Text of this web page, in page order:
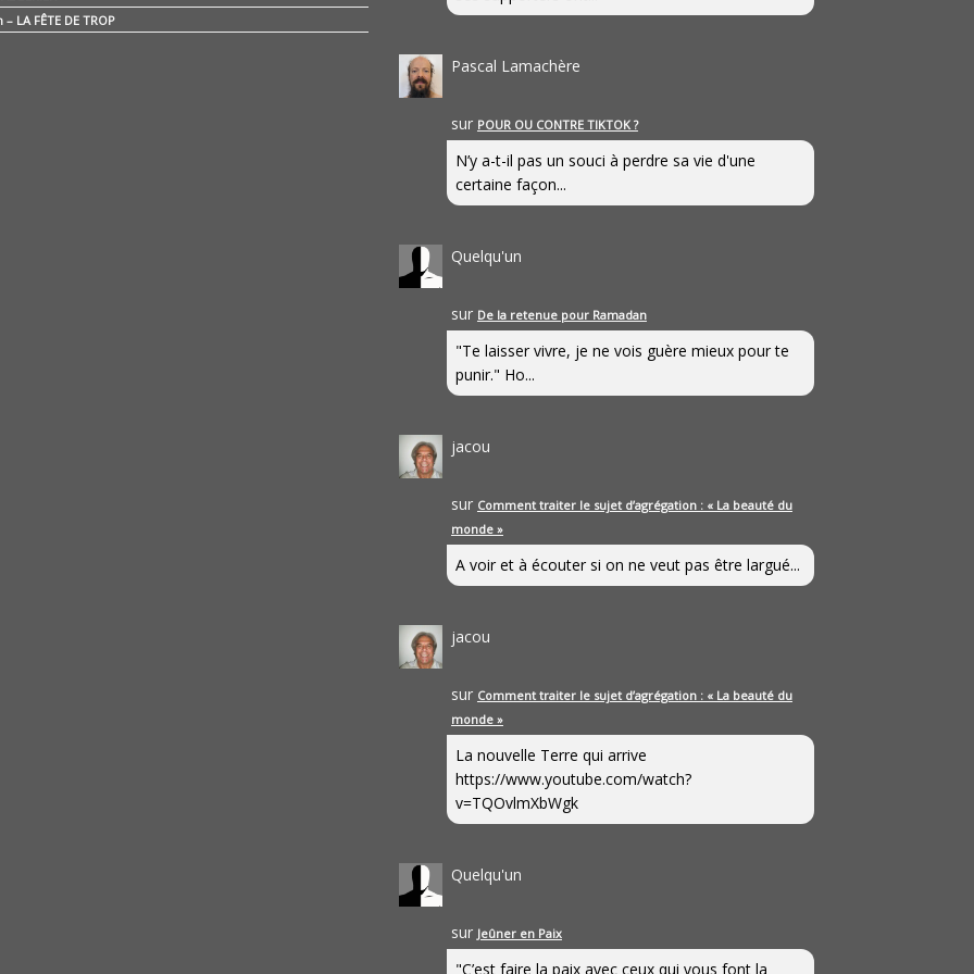
LA FÊTE DE TROP
Pascal Lamachère
sur POUR OU CONTRE TIKTOK ?
N’y a-t-il pas un souci à perdre sa vie d'une
certaine façon...
Quelqu'un
sur De la retenue pour Ramadan
"Te laisser vivre, je ne vois guère mieux pour te
punir." Ho...
jacou
sur Comment traiter le sujet d’agrégation : « La beauté du
monde »
A voir et à écouter si on ne veut pas être largué...
jacou
sur Comment traiter le sujet d’agrégation : « La beauté du
monde »
La nouvelle Terre qui arrive
https://www.youtube.com/watch?
v=TQOvlmXbWgk
Quelqu'un
sur Jeûner en Paix
"C’est faire la paix avec ceux qui vous font la